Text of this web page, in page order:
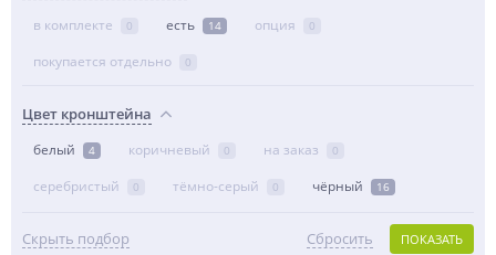
в комплекте 0 есть 14 опция 0
покупается отдельно 0
Цвет кронштейна
белый 4 коричневый 0 на заказ 0
серебристый 0 тёмно-серый 0 чёрный 16
Скрыть подбор ПОКАЗАТЬ
Сбросить